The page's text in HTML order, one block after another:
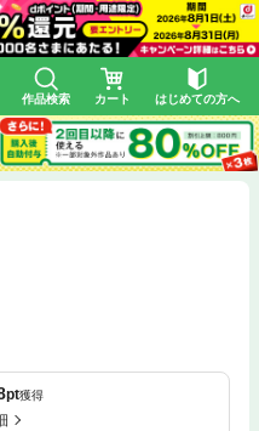
作品検索 カート はじめての方へ
pt獲得